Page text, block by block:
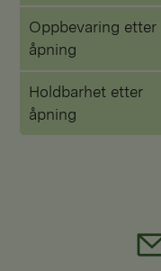
Oppbevaring etter
åpning
Holdbarhet etter
åpning